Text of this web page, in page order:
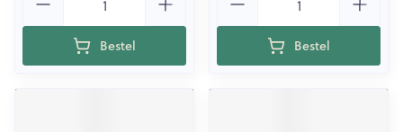
Bestel Bestel